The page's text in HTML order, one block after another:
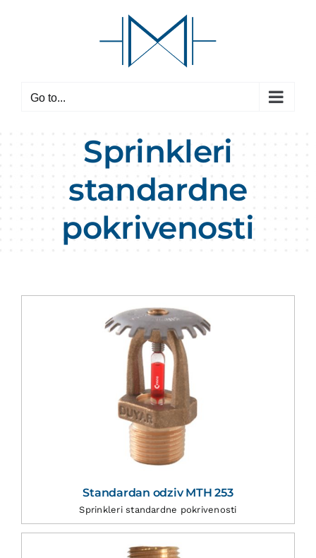
Go to...
Sprinkleri
standardne
pokrivenosti
Standardan odziv MTH 253
Sprinkleri standardne pokrivenosti